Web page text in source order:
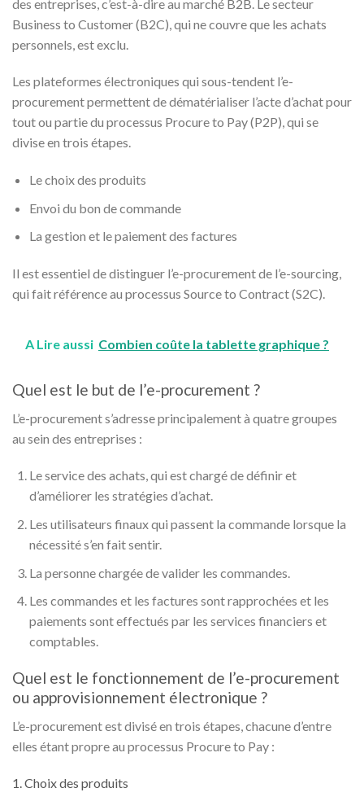
des entreprises, c’est-à-dire au marché B2B. Le secteur
Business to Customer (B2C), qui ne couvre que les achats
personnels, est exclu.
Les plateformes électroniques qui sous-tendent l’e-
procurement permettent de dématérialiser l’acte d’achat pour
tout ou partie du processus Procure to Pay (P2P), qui se
divise en trois étapes.
Le choix des produits
Envoi du bon de commande
La gestion et le paiement des factures
Il est essentiel de distinguer l’e-procurement de l’e-sourcing,
qui fait référence au processus Source to Contract (S2C).
A Lire aussi Combien coûte la tablette graphique ?
Quel est le but de l’e-procurement ?
L’e-procurement s’adresse principalement à quatre groupes
au sein des entreprises :
Le service des achats, qui est chargé de définir et
d’améliorer les stratégies d’achat.
Les utilisateurs finaux qui passent la commande lorsque la
nécessité s’en fait sentir.
La personne chargée de valider les commandes.
Les commandes et les factures sont rapprochées et les
paiements sont effectués par les services financiers et
comptables.
Quel est le fonctionnement de l’e-procurement
ou approvisionnement électronique ?
L’e-procurement est divisé en trois étapes, chacune d’entre
elles étant propre au processus Procure to Pay :
1. Choix des produits